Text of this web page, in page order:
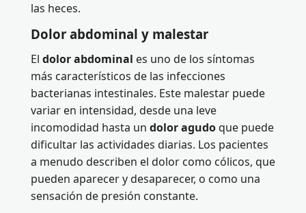
las heces.
Dolor abdominal y malestar
El dolor abdominal es uno de los síntomas
más característicos de las infecciones
bacterianas intestinales. Este malestar puede
variar en intensidad, desde una leve
incomodidad hasta un dolor agudoque puede
dificultar las actividades diarias. Los pacientes
a menudo describen el dolor como cólicos, que
pueden aparecer y desaparecer, o como una
sensación de presión constante.